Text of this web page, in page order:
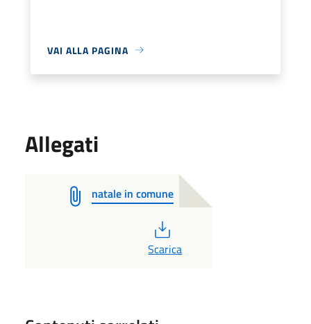
VAI ALLA PAGINA
Allegati
natale in comune
Scarica